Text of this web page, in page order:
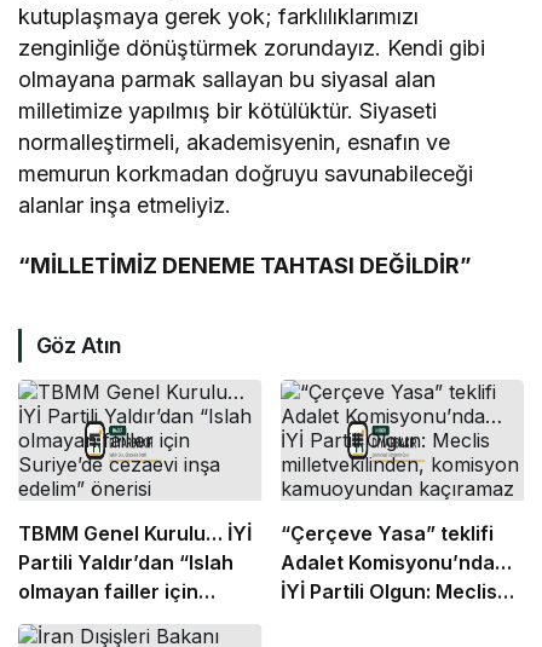
kutuplaşmaya gerek yok; farklılıklarımızı
zenginliğe dönüştürmek zorundayız. Kendi gibi
olmayana parmak sallayan bu siyasal alan
milletimize yapılmış bir kötülüktür. Siyaseti
normalleştirmeli, akademisyenin, esnafın ve
memurun korkmadan doğruyu savunabileceği
alanlar inşa etmeliyiz.
“MİLLETİMİZ DENEME TAHTASI DEĞİLDİR”
Göz Atın
TBMM Genel Kurulu… İYİ
Partili Yaldır’dan “Islah
olmayan failler için
Suriye’de cezaevi inşa
“Çerçeve Yasa” teklifi
Adalet Komisyonu’nda…
İYİ Partili Olgun: Meclis